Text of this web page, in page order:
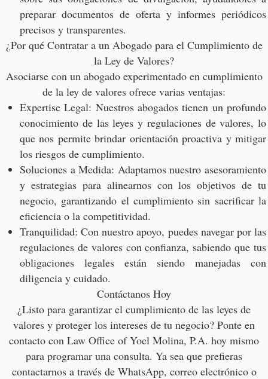
preparar documentos de oferta y informes periódicos
precisos y transparentes.
¿Por qué Contratar a un Abogado para el Cumplimiento de
la Ley de Valores?
Asociarse con un abogado experimentado en cumplimiento
de la ley de valores ofrece varias ventajas:
Expertise Legal: Nuestros abogados tienen un profundo
conocimiento de las leyes y regulaciones de valores, lo
que nos permite brindar orientación proactiva y mitigar
los riesgos de cumplimiento.
Soluciones a Medida: Adaptamos nuestro asesoramiento
y estrategias para alinearnos con los objetivos de tu
negocio, garantizando el cumplimiento sin sacrificar la
eficiencia o la competitividad.
Tranquilidad: Con nuestro apoyo, puedes navegar por las
regulaciones de valores con confianza, sabiendo que tus
obligaciones legales están siendo manejadas con
diligencia y cuidado.
Contáctanos Hoy
¿Listo para garantizar el cumplimiento de las leyes de
valores y proteger los intereses de tu negocio? Ponte en
contacto con Law Office of Yoel Molina, P.A. hoy mismo
para programar una consulta. Ya sea que prefieras
contactarnos a través de WhatsApp, correo electrónico o